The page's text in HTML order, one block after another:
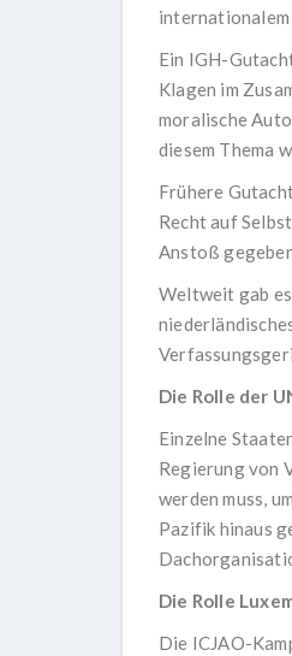
Ein IGH-
Klagen im
moralische
diesem Thema
Frühere
Recht auf
Anstoß
Weltweit gab
Die Rolle der
Einzelne
Regierung von
werden muss,
Pazifik hinaus
Die Rolle
Die ICJAO-